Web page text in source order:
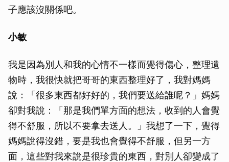
子應該沒關係吧。
小敏
我是因為別人和我的心情不一樣而覺得傷心，整理遺
物時，我很快就把哥哥的東西整理好了，我對媽媽
說：「很多東西都好好的，我們要送給誰呢？」媽媽
卻對我說：「那是我們單方面的想法，收到的人會覺
得不舒服，所以不要拿去送人。」我想了一下，覺得
媽媽說得沒錯，要是我也會覺得不舒服，但另一方
面，這些對我來說是很珍貴的東西，對別人卻變成了